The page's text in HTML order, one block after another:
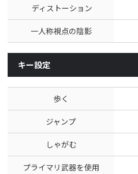
ディストーション
一人称視点の陰影
キー設定
歩く
ジャンプ
しゃがむ
プライマリ武器を使用